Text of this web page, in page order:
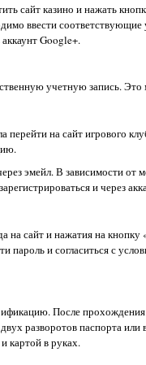
сайт казино и нажать
ввести
Google+.
учетную запись.
на сайт игрового
эмейл. В зависимости
и через
на сайт и нажатия на
и согласиться с
После
разворотов паспорта
картой в руках.